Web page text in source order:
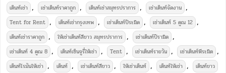
เต็นท์เช่า , เช่าเต็นท์ราคาถูก , เต็นท์เช่าสมุทรปราการ , เช่าเต็นท์จัดงาน ,
Tent for Rent , เต็นท์เช่ากรุงเทพ , เช่าเต็นท์ปิระมิด , เช่าเต็นท์ 5 คูณ 12 ,
เต็นท์เช่าราคาถูก , ให้เช่าเต็นท์สีขาว สมุทรปราการ , เช่าเต็นท์ปิรามิด ,
เช่าเต็นท์ 4 คูณ 8 , เต็นท์เซ็นจูรี่ให้เช่า , Tent , เช่าเต็นท์รายวัน , เช่าเต็นท์พีระมิด ,
เต็นท์โรมันให้เช่า , เต็นท์ , เช่าเต็นท์สีขาว , ให้เช่าเต็นท์ , เต็นท์ให้เช่า , เต็นท์ขาว